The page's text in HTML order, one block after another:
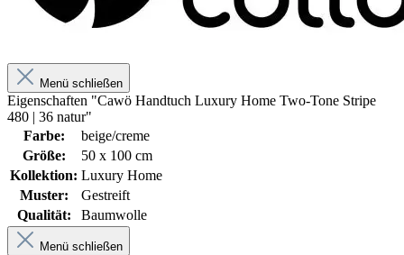
Menü schließen
Eigenschaften "Cawö Handtuch Luxury Home Two-Tone Stripe
480 | 36 natur"
Farbe:
beige/creme
Größe:
50 x 100 cm
Kollektion: Luxury Home
Muster:
Gestreift
Qualität:
Baumwolle
Menü schließen